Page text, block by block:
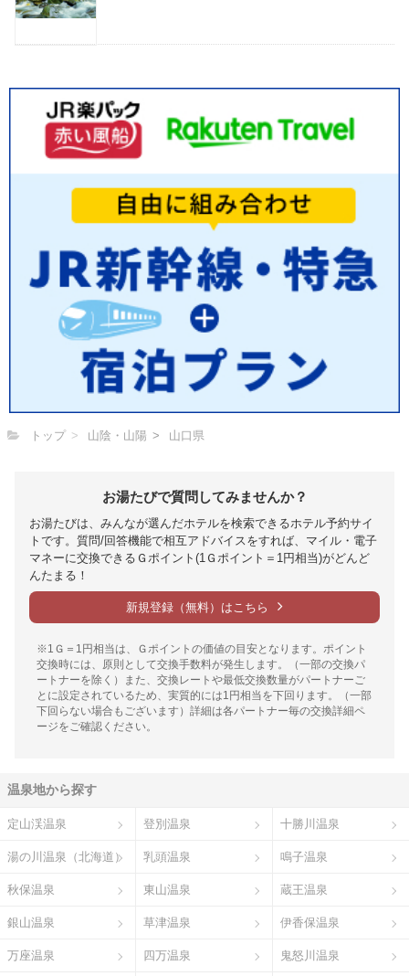
トップ 山陰・山陽 山口県
お湯たびで質問してみませんか？
お湯たびは、みんなが選んだホテルを検索できるホテル予約サイ
トです。質問/回答機能で相互アドバイスをすれば、マイル・電子
マネーに交換できるＧポイント(1Ｇポイント＝1円相当)がどんど
んたまる！
新規登録（無料）はこちら
※1Ｇ＝1円相当は、Ｇポイントの価値の目安となります。ポイント
交換時には、原則として交換手数料が発生します。（一部の交換パ
ートナーを除く）また、交換レートや最低交換数量がパートナーご
とに設定されているため、実質的には1円相当を下回ります。（一部
下回らない場合もございます）詳細は各パートナー毎の交換詳細ペ
ージをご確認ください。
温泉地から探す
定山渓温泉 登別温泉 十勝川温泉
湯の川温泉（北海道） 乳頭温泉 鳴子温泉
秋保温泉 東山温泉 蔵王温泉
銀山温泉 草津温泉 伊香保温泉
万座温泉 四万温泉 鬼怒川温泉